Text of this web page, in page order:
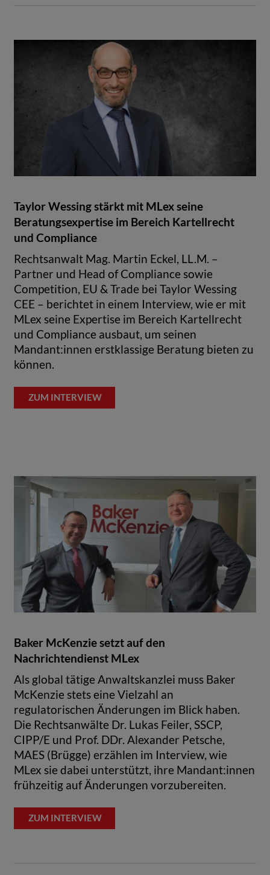
Taylor Wessing stärkt mit MLex seine
Beratungsexpertise im Bereich Kartellrecht
und Compliance
Rechtsanwalt Mag. Martin Eckel, LL.M. –
Partner und Head of Compliance sowie
Competition, EU & Trade bei Taylor Wessing
CEE – berichtet in einem Interview, wie er mit
MLex seine Expertise im Bereich Kartellrecht
und Compliance ausbaut, um seinen
Mandant:innen erstklassige Beratung bieten zu
können.
ZUM INTERVIEW
Baker McKenzie setzt auf den
Nachrichtendienst MLex
Als global tätige Anwaltskanzlei muss Baker
McKenzie stets eine Vielzahl an
regulatorischen Änderungen im Blick haben.
Die Rechtsanwälte Dr. Lukas Feiler, SSCP,
CIPP/E und Prof. DDr. Alexander Petsche,
MAES (Brügge) erzählen im Interview, wie
MLex sie dabei unterstützt, ihre Mandant:innen
frühzeitig auf Änderungen vorzubereiten.
ZUM INTERVIEW